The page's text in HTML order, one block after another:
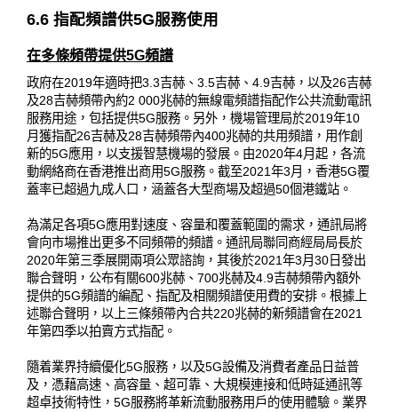
6.6 指配頻譜供5G服務使用
在多條頻帶提供5G頻譜
政府在2019年適時把3.3吉赫、3.5吉赫、4.9吉赫，以及26吉赫
及28吉赫頻帶內約2 000兆赫的無線電頻譜指配作公共流動電訊
服務用途，包括提供5G服務。另外，機場管理局於2019年10
月獲指配26吉赫及28吉赫頻帶內400兆赫的共用頻譜，用作創
新的5G應用，以支援智慧機場的發展。由2020年4月起，各流
動網絡商在香港推出商用5G服務。截至2021年3月，香港5G覆
蓋率已超過九成人口，涵蓋各大型商場及超過50個港鐵站。
為滿足各項5G應用對速度、容量和覆蓋範圍的需求，通訊局將
會向市場推出更多不同頻帶的頻譜。通訊局聯同商經局局長於
2020年第三季展開兩項公眾諮詢，其後於2021年3月30日發出
聯合聲明，公布有關600兆赫、700兆赫及4.9吉赫頻帶內額外
提供的5G頻譜的編配、指配及相關頻譜使用費的安排。根據上
述聯合聲明，以上三條頻帶內合共220兆赫的新頻譜會在2021
年第四季以拍賣方式指配。
隨着業界持續優化5G服務，以及5G設備及消費者產品日益普
及，憑藉高速、高容量、超可靠、大規模連接和低時延通訊等
超卓技術特性，5G服務將革新流動服務用戶的使用體驗。業界